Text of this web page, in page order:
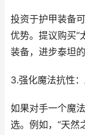
投资于护甲装备
优势。提议购买“
装备，进步泰坦
3.强化魔法抗性
如果对手一个魔
选。例如，“天然